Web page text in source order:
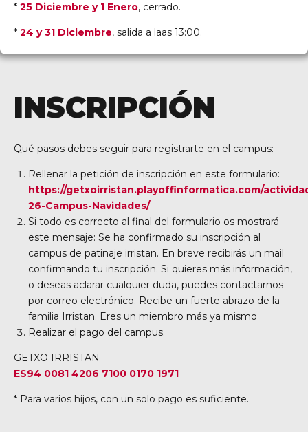
* 25 Diciembre y 1 Enero, cerrado.
* 24 y 31 Diciembre, salida a laas 13:00.
INSCRIPCIÓN
Qué pasos debes seguir para registrarte en el campus:
Rellenar la petición de inscripción en este formulario:
https://getxoirristan.playoffinformatica.com/
26-Campus-Navidades/
Si todo es correcto al final del formulario os mostrará
este mensaje: Se ha confirmado su inscripción al
campus de patinaje irristan. En breve recibirás un mail
confirmando tu inscripción. Si quieres más información,
o deseas aclarar cualquier duda, puedes contactarnos
por correo electrónico. Recibe un fuerte abrazo de la
familia Irristan. Eres un miembro más ya mismo
Realizar el pago del campus.
GETXO IRRISTAN
ES94 0081 4206 7100 0170 1971
* Para varios hijos, con un solo pago es suficiente.